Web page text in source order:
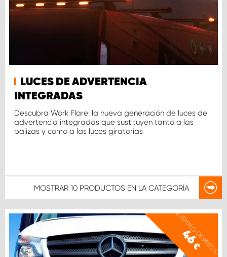
LUCES DE ADVERTENCIA
INTEGRADAS
Descubra Work Flare: la nueva generación de luces de
advertencia integradas que sustituyen tanto a las
balizas y como a las luces giratorias
MOSTRAR 10 PRODUCTOS EN LA CATEGORÍA
EJEMPLO DE PRECIO
46
€